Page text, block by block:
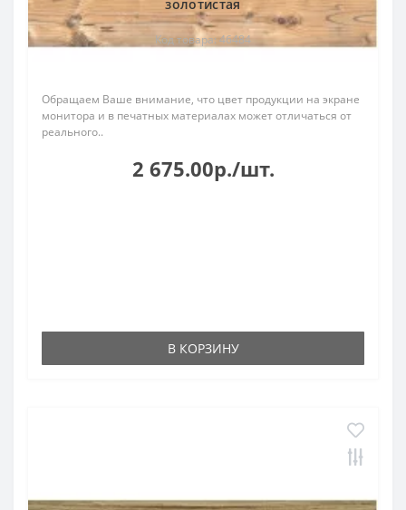
золотистая
Код товара: 46484
Обращаем Ваше внимание, что цвет продукции на экране
монитора и в печатных материалах может отличаться от
реального..
2 675.00р./шт.
В КОРЗИНУ